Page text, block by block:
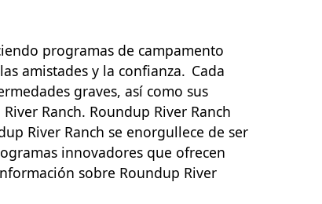
programas de campamento
amistades y la confianza. Cada
graves, así como sus
Ranch. Roundup River Ranch
River Ranch se enorgullece de ser
innovadores que ofrecen
sobre Roundup River